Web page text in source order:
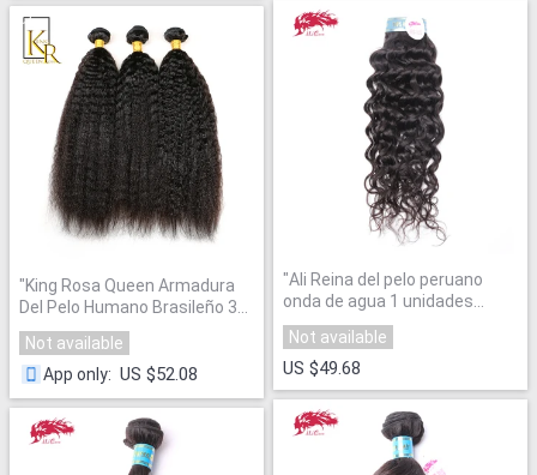
"King Rosa Queen Armadura
Del Pelo Humano Brasileño 3
UNIDS Bundle"
Not available
App only: US $52.08
"Ali Reina del pelo peruano
onda de agua 1 unidades
bundles color natural del pelo
14 "a 26" 100% la armadura del
pelo humano
Not available
US $49.68